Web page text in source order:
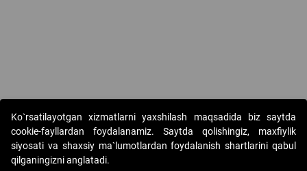
Ko`rsatilayotgan xizmatlarni yaxshilash maqsadida biz saytda
cookie-fayllardan foydalanamiz. Saytda qolishingiz, maxfiylik
siyosati va shaxsiy ma`lumotlardan foydalanish shartlarini qabul
qilganingizni anglatadi.